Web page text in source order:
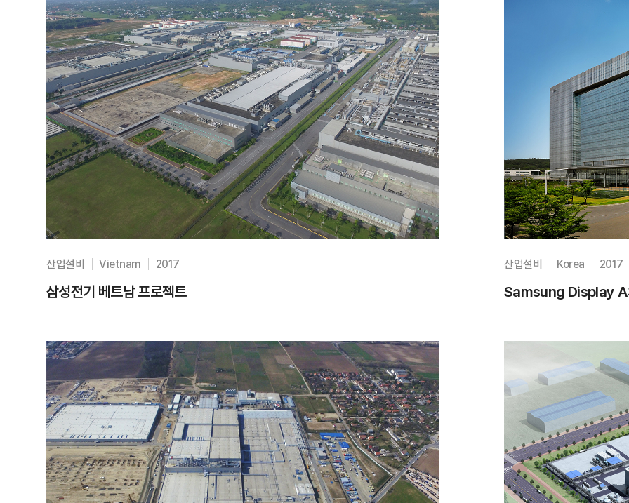
산업설비 Vietnam 2017
삼성전기 베트남 프로젝트
산업설비 Korea 2017
Samsung Display